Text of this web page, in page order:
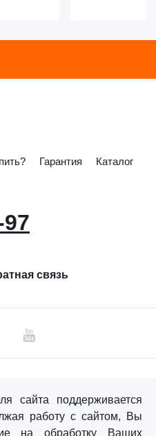
Гарантия Каталог
связь
данных
сайта поддерживается
работу с сайтом, Вы
на обработку Ваших